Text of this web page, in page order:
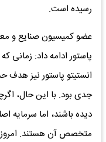
رسیده است.
عضو کمیسیون صنایع و
پاستور ادامه داد:
انستیتو پاستور نیز
جدی بود. با این حال،
دیده باشند، اما سرمایه
متخصص آن هستند. امروز